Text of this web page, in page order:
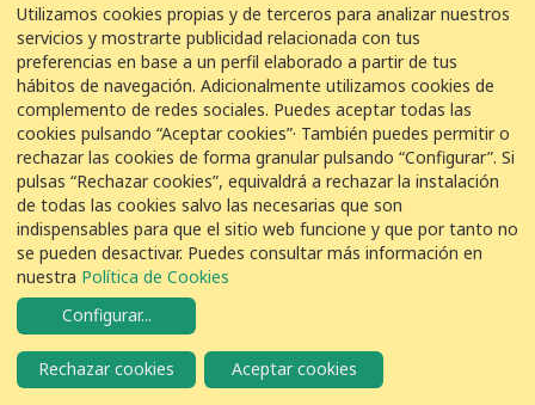
08/06/2026 10:00:00
EDAR Ourense - Antonio Gómez González
5Mirlo Común Turdus merula
08/06/2026 09:31:00
EDAR Punta del Hidalgo - Yeray alemán castañeira
2Mirlo Común Turdus merula
6 de junio de 2026
06/06/2026 09:00:00
Utilizamos cookies propias y de terceros para analizar nuestros
servicios y mostrarte publicidad relacionada con tus
preferencias en base a un perfil elaborado a partir de tus
hábitos de navegación. Adicionalmente utilizamos cookies de
complemento de redes sociales. Puedes aceptar todas las
cookies pulsando “Aceptar cookies”· También puedes permitir o
rechazar las cookies de forma granular pulsando “Configurar”. Si
pulsas “Rechazar cookies”, equivaldrá a rechazar la instalación
de todas las cookies salvo las necesarias que son
indispensables para que el sitio web funcione y que por tanto no
se pueden desactivar. Puedes consultar más información en
nuestra Política de Cookies
Configurar...
Rechazar cookies Aceptar cookies